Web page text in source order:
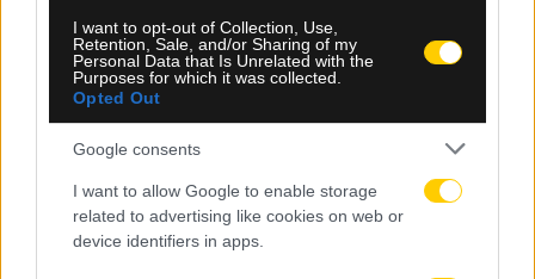
I want to opt-out of Collection, Use,
Retention, Sale, and/or Sharing of my
Personal Data that Is Unrelated with the
Purposes for which it was collected.
Opted Out
Google consents
I want to allow Google to enable storage
related to advertising like cookies on web or
device identifiers in apps.
Νίκολιτς: «Τώρα ξεκινά η δράση – Με αυτή την
ομάδα θα πάμε σε Super Cup και Champions
League»